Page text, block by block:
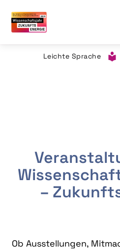
Leichte Sprache
–
Ob Ausstellungen,